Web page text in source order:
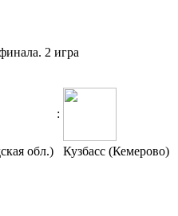
2 игра
:
обл.) Кузбасс (Кемерово)